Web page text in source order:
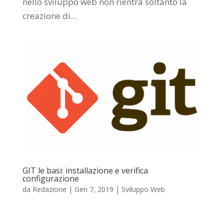
creazione di...
GIT le basi: installazione e verifica
configurazione
da Redazione | Gen 7, 2019 | Sviluppo Web